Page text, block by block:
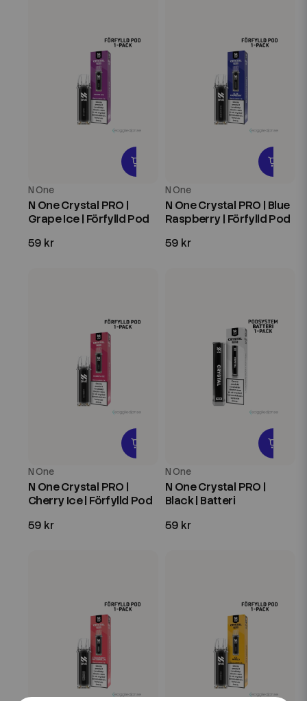
N One
N One Crystal PRO |
Grape Ice | Förfylld Pod
59 kr
N One
N One Crystal PRO | Blue
Raspberry | Förfylld Pod
59 kr
N One
N One Crystal PRO |
Cherry Ice | Förfylld Pod
59 kr
N One
N One Crystal PRO |
Black | Batteri
59 kr